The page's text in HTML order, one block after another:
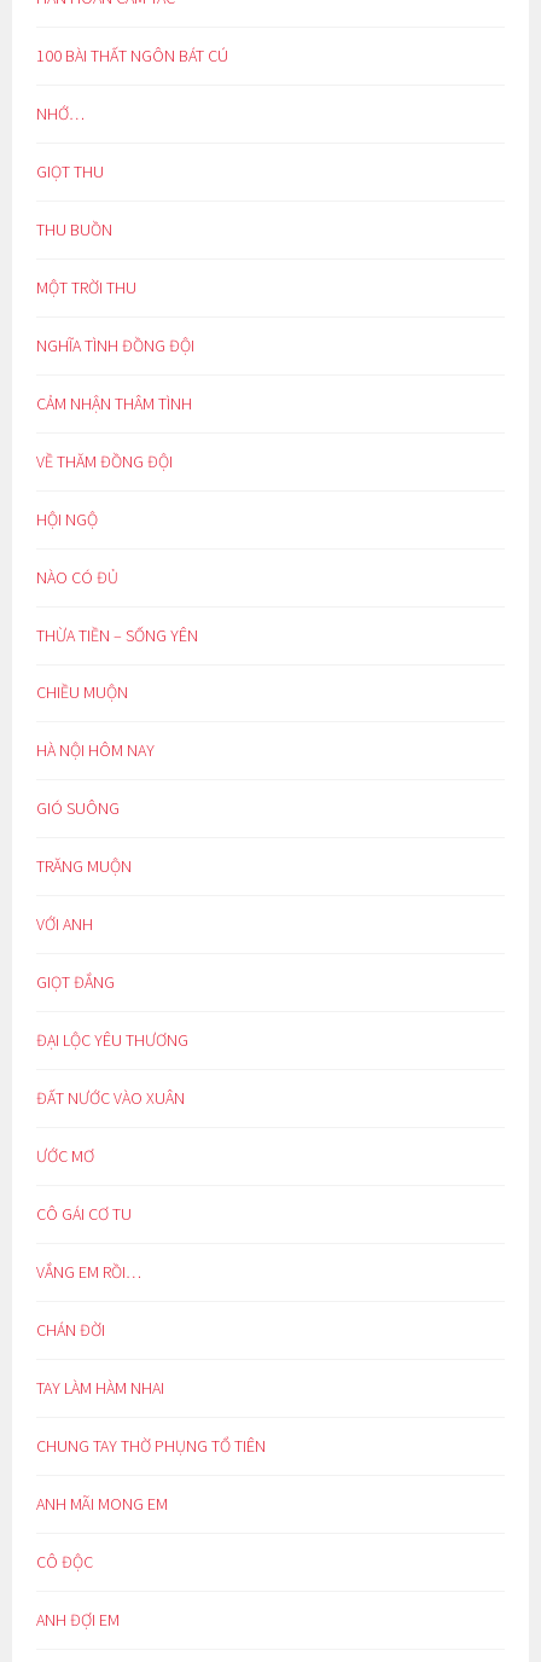
100 BÀI THẤT NGÔN BÁT CÚ
NHỚ…
GIỌT THU
THU BUỒN
MỘT TRỜI THU
NGHĨA TÌNH ĐỒNG ĐỘI
CẢM NHẬN THÂM TÌNH
VỀ THĂM ĐỒNG ĐỘI
HỘI NGỘ
NÀO CÓ ĐỦ
THỪA TIỀN – SỐNG YÊN
CHIỀU MUỘN
HÀ NỘI HÔM NAY
GIÓ SUÔNG
TRĂNG MUỘN
VỚI ANH
GIỌT ĐẮNG
ĐẠI LỘC YÊU THƯƠNG
ĐẤT NƯỚC VÀO XUÂN
ƯỚC MƠ
CÔ GÁI CƠ TU
VẮNG EM RỒI…
CHÁN ĐỜI
TAY LÀM HÀM NHAI
CHUNG TAY THỜ PHỤNG TỔ TIÊN
ANH MÃI MONG EM
CÔ ĐỘC
ANH ĐỢI EM